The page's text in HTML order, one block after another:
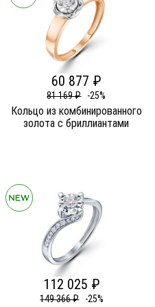
60 877 ₽
81 169 ₽ -25%
Кольцо из комбинированного
золота c бриллиантами
112 025 ₽
149 366 ₽ -25%